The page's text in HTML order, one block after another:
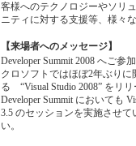
客様へのテクノロジーやソリ
ニティに対する支援等、様々
【来場者へのメッセージ】
Developer Summit 2008 へご
クロソフトではほぼ2年ぶりに
る “Visual Studio 2008” をリ
Developer Summit においても
3.5 のセッションを実施させ
い。